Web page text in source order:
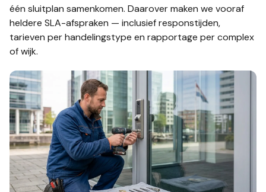
één sluitplan samenkomen. Daarover maken we vooraf
heldere SLA-afspraken — inclusief responstijden,
tarieven per handelingstype en rapportage per complex
of wijk.